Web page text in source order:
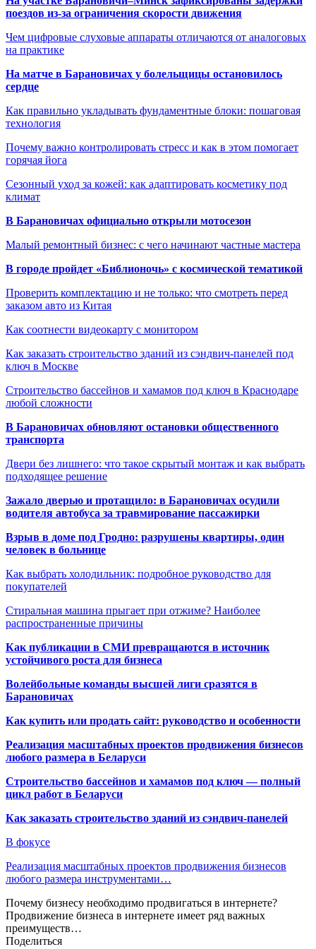
поездов из-за ограничения скорости движения
Чем цифровые слуховые аппараты отличаются от аналоговых
на практике
На матче в Барановичах у болельщицы остановилось
сердце
Как правильно укладывать фундаментные блоки: пошаговая
технология
Почему важно контролировать стресс и как в этом помогает
горячая йога
Сезонный уход за кожей: как адаптировать косметику под
климат
В Барановичах официально открыли мотосезон
Малый ремонтный бизнес: с чего начинают частные мастера
В городе пройдет «Библионочь» с космической тематикой
Проверить комплектацию и не только: что смотреть перед
заказом авто из Китая
Как соотнести видеокарту с монитором
Как заказать строительство зданий из сэндвич-панелей под
ключ в Москве
Строительство бассейнов и хамамов под ключ в Краснодаре
любой сложности
В Барановичах обновляют остановки общественного
транспорта
Двери без лишнего: что такое скрытый монтаж и как выбрать
подходящее решение
Зажало дверью и протащило: в Барановичах осудили
водителя автобуса за травмирование пассажирки
Взрыв в доме под Гродно: разрушены квартиры, один
человек в больнице
Как выбрать холодильник: подробное руководство для
покупателей
Стиральная машина прыгает при отжиме? Наиболее
распространенные причины
Как публикации в СМИ превращаются в источник
устойчивого роста для бизнеса
Волейбольные команды высшей лиги сразятся в
Барановичах
Как купить или продать сайт: руководство и особенности
Реализация масштабных проектов продвижения бизнесов
любого размера в Беларуси
Строительство бассейнов и хамамов под ключ — полный
цикл работ в Беларуси
Как заказать строительство зданий из сэндвич-панелей
В фокусе
Реализация масштабных проектов продвижения бизнесов
любого размера инструментами…
Почему бизнесу необходимо продвигаться в интернете?
Продвижение бизнеса в интернете имеет ряд важных
преимуществ…
Поделиться